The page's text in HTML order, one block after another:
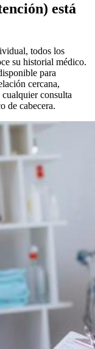
está
todos los
su historial médico.
para
cercana,
consulta
de cabecera.